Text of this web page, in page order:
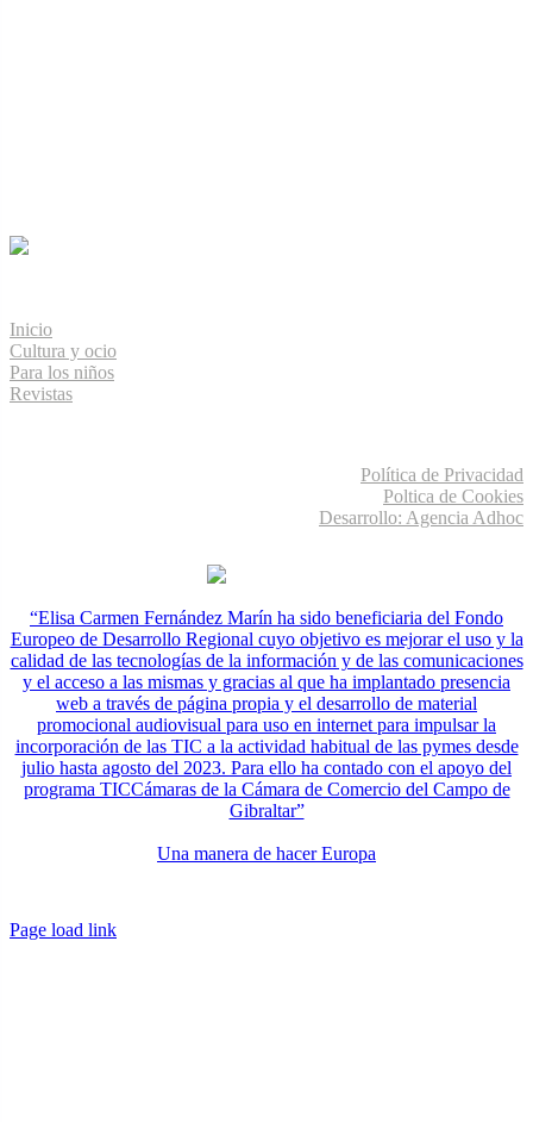
Inicio
Cultura y ocio
Para los niños
Revistas
Política de Privacidad
Poltica de Cookies
Desarrollo: Agencia Adhoc
“Elisa Carmen Fernández Marín ha sido beneficiaria del Fondo
Europeo de Desarrollo Regional cuyo objetivo es mejorar el uso y la
calidad de las tecnologías de la información y de las comunicaciones
y el acceso a las mismas y gracias al que ha implantado presencia
web a través de página propia y el desarrollo de material
promocional audiovisual para uso en internet para impulsar la
incorporación de las TIC a la actividad habitual de las pymes desde
julio hasta agosto del 2023. Para ello ha contado con el apoyo del
programa TICCámaras de la Cámara de Comercio del Campo de
Gibraltar”
Una manera de hacer Europa
Page load link